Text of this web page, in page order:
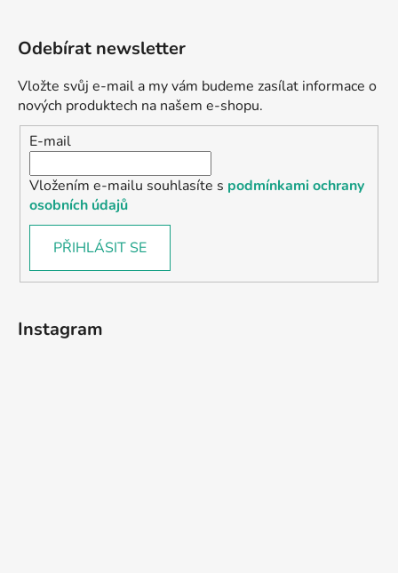
Odebírat newsletter
Vložte svůj e-mail a my vám budeme zasílat informace o
nových produktech na našem e-shopu.
E-mail
Vložením e-mailu souhlasíte s podmínkami ochrany
osobních údajů
PŘIHLÁSIT SE
Instagram